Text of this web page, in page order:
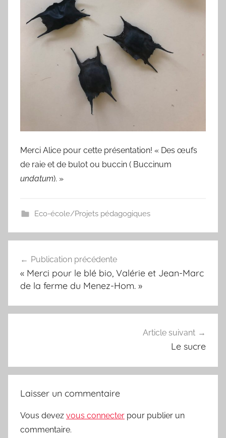
Merci Alice pour cette présentation! « Des œufs
de raie et de bulot ou buccin ( Buccinum
undatum). »
Eco-école/Projets pédagogiques
de
l’article
Publication précédente
« Merci pour le blé bio, Valérie et Jean-Marc
de la ferme du Menez-Hom. »
Article suivant
Le sucre
Laisser un commentaire
Vous devez vous connecter pour publier un
commentaire.